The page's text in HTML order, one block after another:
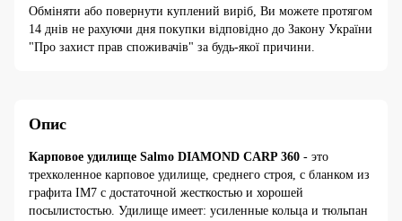
Обміняти або повернути куплений виріб, Ви можете протягом
14 днів не рахуючи дня покупки відповідно до Закону України
"Про захист прав споживачів" за будь-якої причини.
Опис
Карповое удилище Salmo DIAMOND CARP 360 - это
трехколенное карповое удилище, среднего строя, с бланком из
графита IM7 с достаточной жесткостью и хорошей
посылистостью. Удилище имеет: усиленные кольца и тюльпан